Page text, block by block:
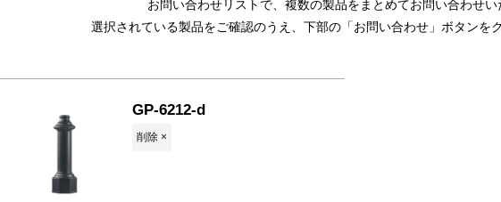
お問い合わせリストで、複数の製品をまとめてお問い合わせい
選択されている製品をご確認のうえ、下部の「お問い合わせ」ボタンを
GP-6212-d
削除 ×